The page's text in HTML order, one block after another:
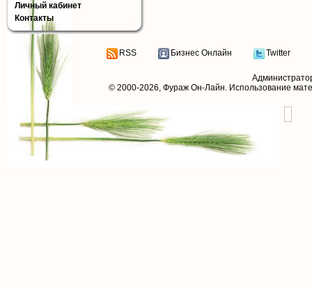
Личный кабинет
Контакты
RSS Бизнес Онлайн Twitter
© 2000-2026, Фураж Он-Лайн. Использование